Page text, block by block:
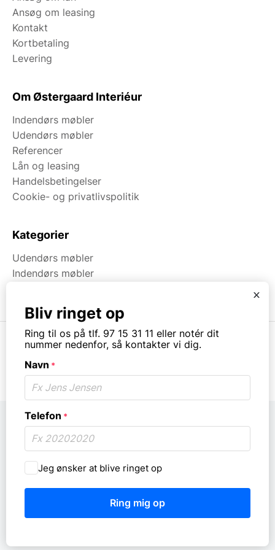
Find vores kontaktoplysninger i bunden af siden. Her
vil du også se vores adresse, som rummer vores
store showroom. Dette er din mulighed for at opleve
produkterne med egne øjne.
Ansøg om leasing
Kontakt
Kortbetaling
Levering
Om Østergaard Interiéur
Indendørs møbler
Udendørs møbler
Referencer
Lån og leasing
Handelsbetingelser
Cookie- og privatlivspolitik
Kategorier
Udendørs møbler
Indendørs møbler
x
Bliv ringet op
Ring til os på tlf. 97 15 31 11 eller notér dit
nummer nedenfor, så kontakter vi dig.
Navn *
Telefon *
Må
vi
ringe
Jeg ønsker at blive ringet op